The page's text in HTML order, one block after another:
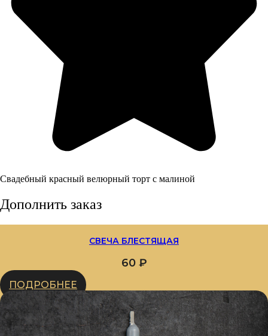
Свадебный красный велюрный торт с малиной
Дополнить заказ
СВЕЧА БЛЕСТЯЩАЯ
60 ₽
ПОДРОБНЕЕ